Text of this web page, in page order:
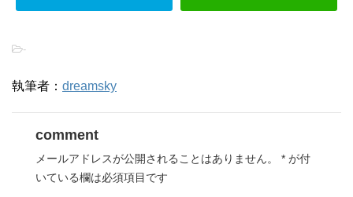
-
執筆者： dreamsky
comment
メールアドレスが公開されることはありません。 * が付
いている欄は必須項目です